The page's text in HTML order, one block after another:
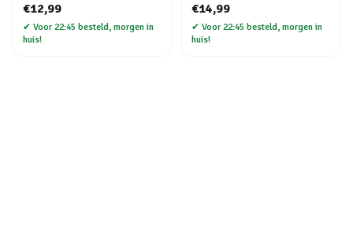
€12,99
✔ Voor 22:45 besteld, morgen in
huis!
€14,99
✔ Voor 22:45 besteld, morgen in
huis!